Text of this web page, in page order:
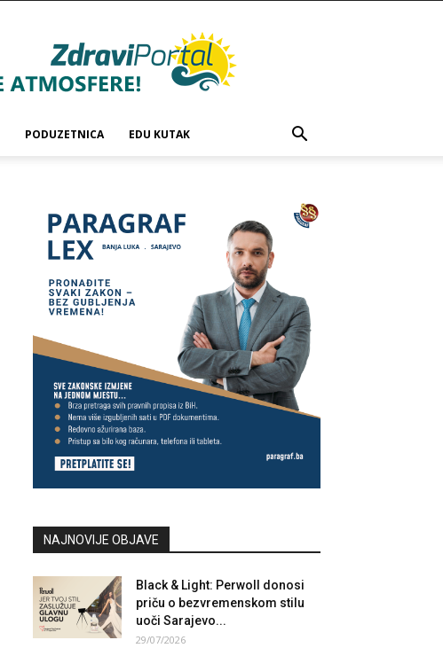
PODUZETNICA EDU KUTAK
NAJNOVIJE OBJAVE
Black & Light: Perwoll donosi
priču o bezvremenskom stilu
uoči Sarajevo...
29/07/2026